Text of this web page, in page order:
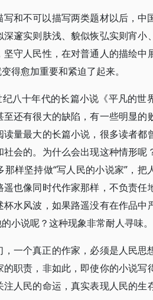
和不可以描写两类题材以后，中
邃实则肤浅、貌似恢弘实则宵小
守人民性，在对普通人的描绘中
得愈加重要和紧迫了起来。
八十年代的长篇小说《平凡的世
还有很大的缺陷，有一些明显的
量最大的长篇小说，很多读者都
会的。为什么会出现这种情形呢
样坚持做“写人民的小说家”，把
也像同时代作家那样，不负责任
水风波，如果路遥没有在作品中
小说呢？这种现象非常耐人寻味。
一个真正的作家，必须是人民思
职责，非如此，即使你的小说写
人民的命运，真实表现人民的生